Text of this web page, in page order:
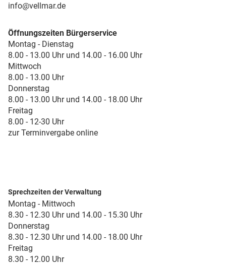
info@vellmar.de
Öffnungszeiten Bürgerservice
Montag - Dienstag
8.00 - 13.00 Uhr und 14.00 - 16.00 Uhr
Mittwoch
8.00 - 13.00 Uhr
Donnerstag
8.00 - 13.00 Uhr und 14.00 - 18.00 Uhr
Freitag
8.00 - 12-30 Uhr
zur Terminvergabe online
Sprechzeiten der Verwaltung
Montag - Mittwoch
8.30 - 12.30 Uhr und 14.00 - 15.30 Uhr
Donnerstag
8.30 - 12.30 Uhr und 14.00 - 18.00 Uhr
Freitag
8.30 - 12.00 Uhr